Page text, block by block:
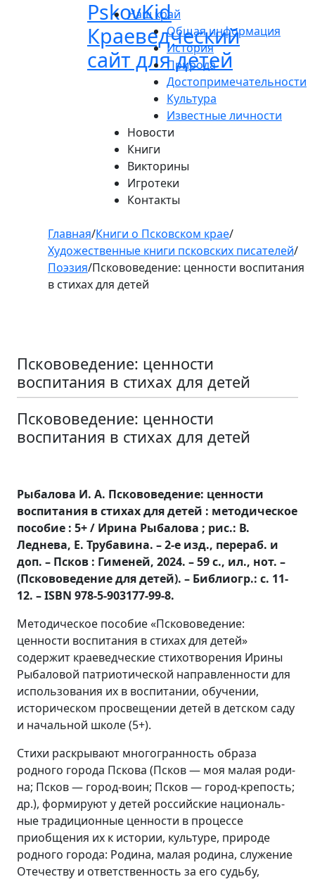
PskovKid
Краеведческий
сайт для детей
Наш край
Общая информация
История
Природа
Достопримечательности
Культура
Известные личности
Новости
Книги
Викторины
Игротеки
Контакты
Главная/Книги о Псковском крае/
Художественные книги псковских писателей/
Поэзия/Пскововедение: ценности воспитания
в стихах для детей
Пскововедение: ценности
воспитания в стихах для детей
Пскововедение: ценности
воспитания в стихах для детей
Рыбалова И. А. Пскововедение: ценности
воспитания в стихах для детей : методическое
пособие : 5+ / Ирина Рыбалова ; рис.: В.
Леднева, Е. Трубавина. – 2-е изд., перераб. и
доп. – Псков : Гименей, 2024. – 59 с., ил., нот. –
(Пскововедение для детей). – Библиогр.: с. 11-
12. – ISBN 978-5-903177-99-8.
Методическое пособие «Пскововедение:
ценности воспитания в стихах для детей»
содержит краеведческие стихотворения Ирины
Рыбаловой патриотической направ­ленности для
использования их в воспитании, обучении,
историческом просвещении детей в детском саду
и начальной школе (5+).
Стихи раскрывают многогранность образа
родного города Пскова (Псков — моя малая роди­
на; Псков — город-воин; Псков — город-крепость;
др.), формируют у детей российские националь­
ные традиционные ценности в процессе
приобщения их к истории, культуре, природе
родного города: Родина, малая родина, служение
Отечеству и ответственность за его судьбу,